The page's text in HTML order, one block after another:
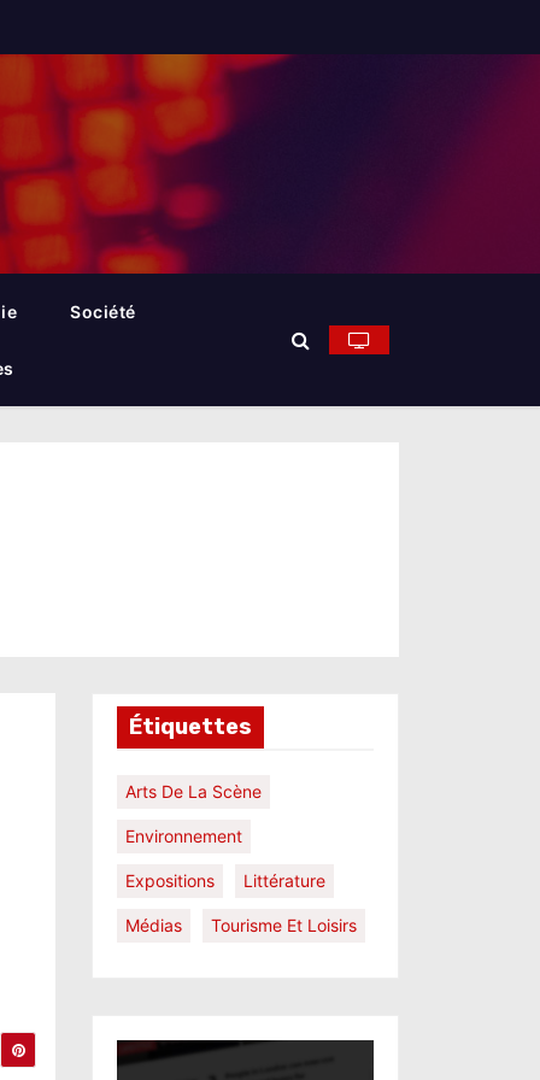
Société
Étiquettes
Arts De La Scène
Environnement
Expositions Littérature
Médias Tourisme Et Loisirs